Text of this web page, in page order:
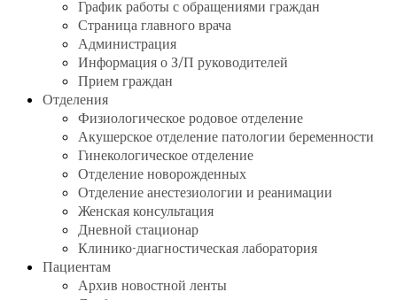
График работы с обращениями граждан
Страница главного врача
Администрация
Информация о З/П руководителей
Прием граждан
Отделения
Физиологическое родовое отделение
Акушерское отделение патологии беременности
Гинекологическое отделение
Отделение новорожденных
Отделение анестезиологии и реанимации
Женская консультация
Дневной стационар
Клинико-диагностическая лаборатория
Пациентам
Архив новостной ленты